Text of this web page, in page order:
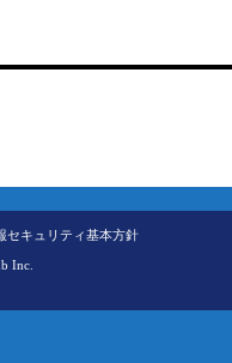
セキュリティ基本方針
Inc.